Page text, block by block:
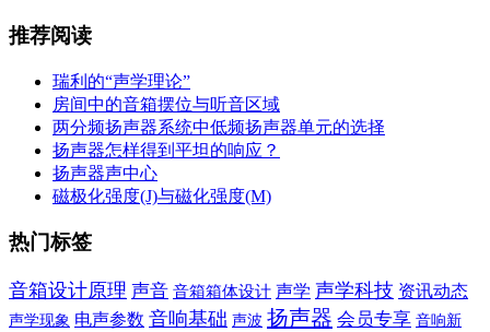
推荐阅读
瑞利的“声学理论”
房间中的音箱摆位与听音区域
两分频扬声器系统中低频扬声器单元的选择
扬声器怎样得到平坦的响应？
扬声器声中心
磁极化强度(J)与磁化强度(M)
热门标签
音箱设计原理 声音 音箱箱体设计 声学 声学科技 资讯动态
声学现象 电声参数 音响基础 声波 扬声器 会员专享 音响新